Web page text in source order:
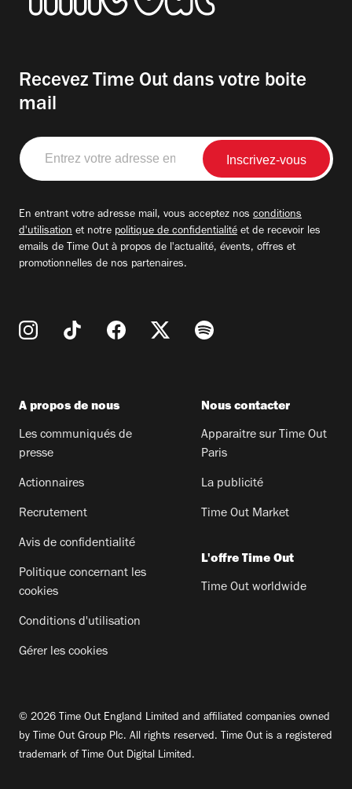
Recevez Time Out dans votre boite
mail
Entrez
votre
adresse
En entrant votre adresse mail, vous acceptez nos conditions
d'utilisation et notre politique de confidentialité et de recevoir les
emails de Time Out à propos de l'actualité, évents, offres et
promotionnelles de nos partenaires.
A propos de nous
Les communiqués de
presse
Actionnaires
Recrutement
Avis de confidentialité
Politique concernant les
cookies
Conditions d'utilisation
Gérer les cookies
Nous contacter
Apparaitre sur Time Out
Paris
La publicité
Time Out Market
L'offre Time Out
Time Out worldwide
© 2026 Time Out England Limited and affiliated companies owned
by Time Out Group Plc. All rights reserved. Time Out is a registered
trademark of Time Out Digital Limited.